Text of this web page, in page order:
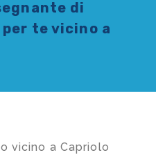
di
te vicino a
vicino a Capriolo